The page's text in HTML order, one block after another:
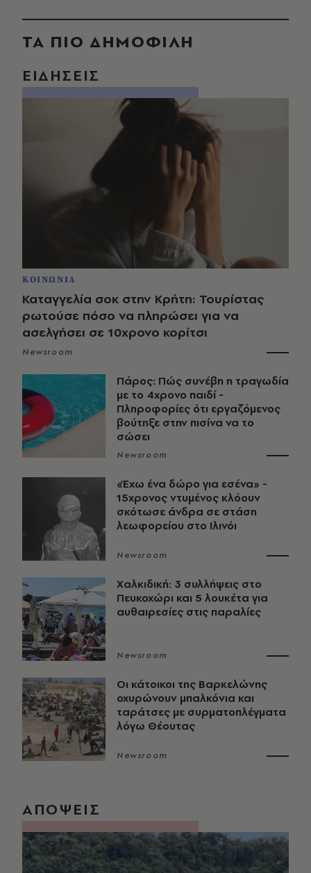
ΤΑ ΠΙΟ ΔΗΜΟΦΙΛΗ
ΕΙΔΗΣΕΙΣ
ΚΟΙΝΩΝΙΑ
Καταγγελία σοκ στην Κρήτη: Τουρίστας
ρωτούσε πόσο να πληρώσει για να
ασελγήσει σε 10χρονο κορίτσι
Newsroom
Πάρος: Πώς συνέβη η τραγωδία
με το 4χρονο παιδί -
Πληροφορίες ότι εργαζόμενος
βούτηξε στην πισίνα να το
σώσει
Newsroom
«Έχω ένα δώρο για εσένα» -
15χρονος ντυμένος κλόουν
σκότωσε άνδρα σε στάση
λεωφορείου στο Ιλινόι
Newsroom
Χαλκιδική: 3 συλλήψεις στο
Πευκοχώρι και 5 λουκέτα για
αυθαιρεσίες στις παραλίες
Newsroom
Οι κάτοικοι της Βαρκελώνης
οχυρώνουν μπαλκόνια και
ταράτσες με συρματοπλέγματα
λόγω Θέουτας
Newsroom
ΑΠΟΨΕΙΣ